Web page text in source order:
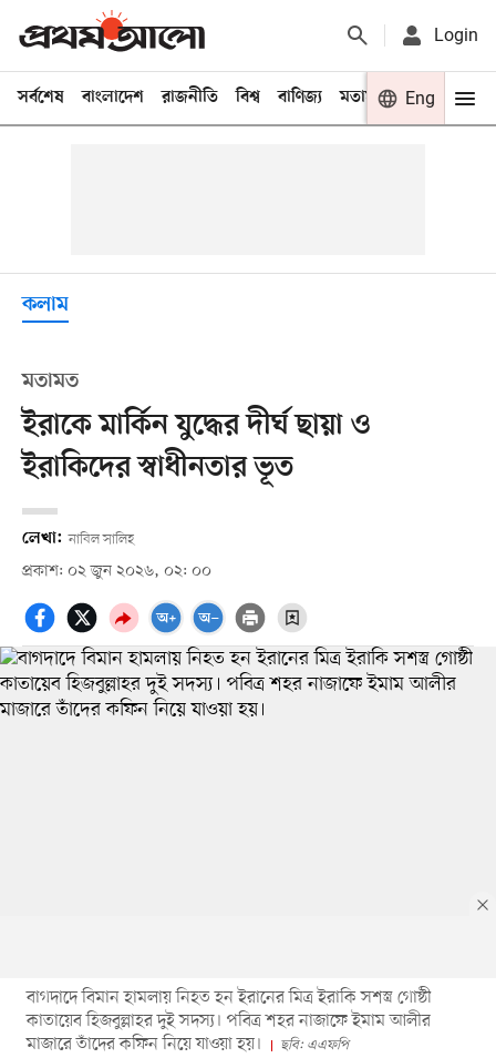
Login
সর্বশেষ বাংলাদেশ রাজনীতি বিশ্ব বাণিজ্য মতামত খেলা
Eng
কলাম
মতামত
ইরাকে মার্কিন যুদ্ধের দীর্ঘ ছায়া ও
ইরাকিদের স্বাধীনতার ভূত
লেখা: নাবিল সালিহ
প্রকাশ: ০২ জুন ২০২৬, ০২: ০০
বাগদাদে বিমান হামলায় নিহত হন ইরানের মিত্র ইরাকি সশস্ত্র গোষ্ঠী
কাতায়েব হিজবুল্লাহর দুই সদস্য। পবিত্র শহর নাজাফে ইমাম আলীর
মাজারে তাঁদের কফিন নিয়ে যাওয়া হয়।
ছবি: এএফপি